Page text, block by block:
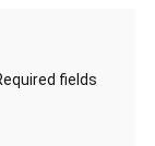
fields